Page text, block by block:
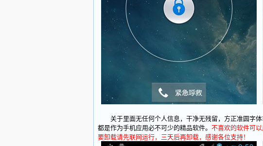
关于里面无任何个人信息，干净无残留，方正准圆字体
都是作为手机应用必不可少的精品软件。 不喜欢的软件可
要卸载请先联网运行，三天后再卸载，感谢各位支持！